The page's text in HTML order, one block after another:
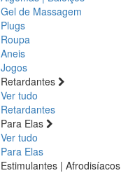
Gel de Massagem
Plugs
Roupa
Aneis
Jogos
Retardantes
Ver tudo
Retardantes
Para Elas
Ver tudo
Para Elas
Estimulantes | Afrodisíacos